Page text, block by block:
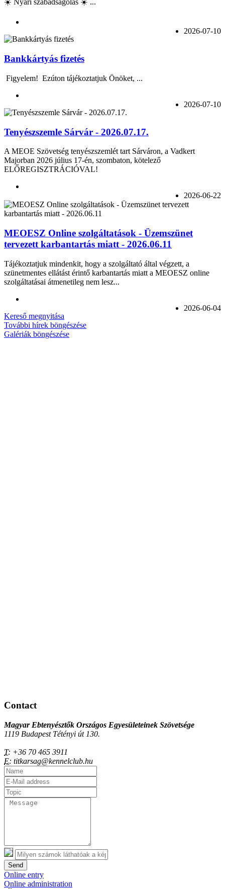
☀️ Nyári szabadságolás ☀️ ...
2026-07-10
Bankkártyás fizetés
Figyelem! Ezúton tájékoztatjuk Önöket, ...
2026-07-10
Tenyészszemle Sárvár - 2026.07.17.
A MEOE Szövetség tenyészszemlét tart Sárváron, a Vadkert
Majorban 2026 július 17-én, szombaton, kötelező
ELŐREGISZTRÁCIÓVAL!
2026-06-22
MEOESZ Online szolgáltatások - Üzemszünet
tervezett karbantartás miatt - 2026.06.11
Tájékoztatjuk mindenkit, hogy a szolgáltató által végzett, a
szünetmentes ellátást érintő karbantartás miatt a MEOESZ online
szolgáltatásai átmenetileg nem lesz...
2026-06-04
Kereső megnyitása
További hírek böngészése
Galériák böngészése
Contact
Magyar Ebtenyésztők Országos Egyesületeinek Szövetsége
1119 Budapest Tétényi út 130.
T: +36 70 465 3911
E: titkarsag@kennelclub.hu
Send
Online entry
Online administration